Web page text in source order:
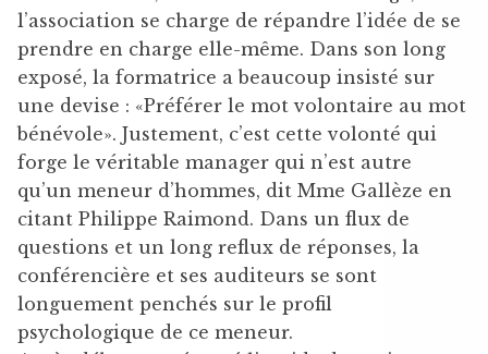
l’association se charge de répandre l’idée de se
prendre en charge elle-même. Dans son long
exposé, la formatrice a beaucoup insisté sur
une devise : «Préférer le mot volontaire au mot
bénévole». Justement, c’est cette volonté qui
forge le véritable manager qui n’est autre
qu’un meneur d’hommes, dit Mme Gallèze en
citant Philippe Raimond. Dans un flux de
questions et un long reflux de réponses, la
conférencière et ses auditeurs se sont
longuement penchés sur le profil
psychologique de ce meneur.